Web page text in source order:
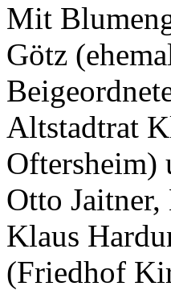
Mit
Götz
Altstadtrat
Oftersheim)
Otto Jaitner,
Klaus
(Friedhof